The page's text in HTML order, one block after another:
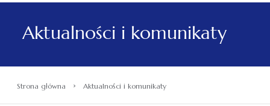
Aktualności i komunikaty
Strona główna › Aktualności i komunikaty